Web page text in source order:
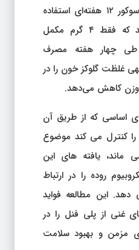
تصادفی، کنترل‌شده، دوسوکور ۱۲ هفته‌ای استفاده
می‌کند و نشان می‌دهد که فقط ۴ گرم مکمل
طی چهار هفته مصرف
غلظت گلوکز خون را در
وزن کاهش می‌دهد.
اساسی که از طریق آن
را کنترل می کند موضوع
ماند، یافته های این
روده را در ارتباط
این مطالعه فواید
غنی از پلی فنل را در
مزمن و بهبود سلامت